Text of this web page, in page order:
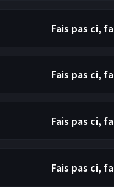
Fais pas ci,
Fais pas ci,
Fais pas ci,
Fais pas ci,